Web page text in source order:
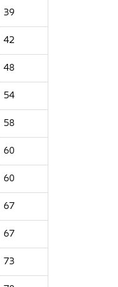
39
42
48
54
58
60
60
67
67
73